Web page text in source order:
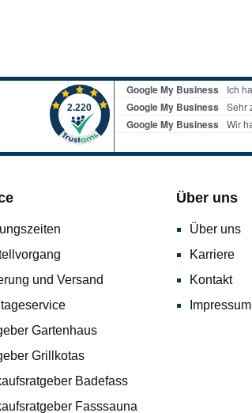
und Versand
Gartenhaus
Grillkotas
Badefass
Fasssauna
Über uns
Über uns
Karriere
Kontakt
Impressum